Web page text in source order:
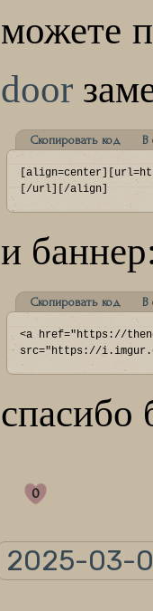
можете
door
Скопировать код В
[/url][/align]
и
Скопировать код В
<a href="https://
src="https://
спасибо
0
2025-03-